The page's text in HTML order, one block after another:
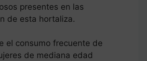
presentes en las
de esta hortaliza.
el consumo frecuente de
de mediana edad